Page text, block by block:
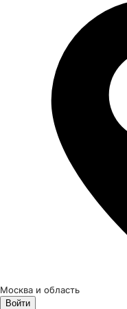
Москва и область
Войти